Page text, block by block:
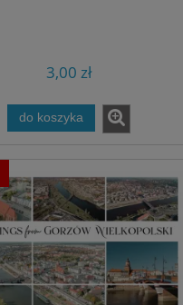
3,00 zł
do koszyka